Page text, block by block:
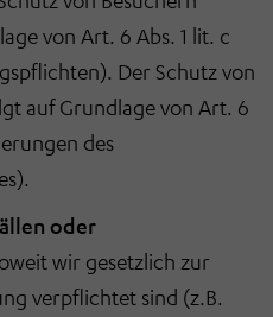
von Art. 6 Abs. 1 lit. c
Der Schutz von
auf Grundlage von Art. 6
des
oder
wir gesetzlich zur
verpflichtet sind (z.B.